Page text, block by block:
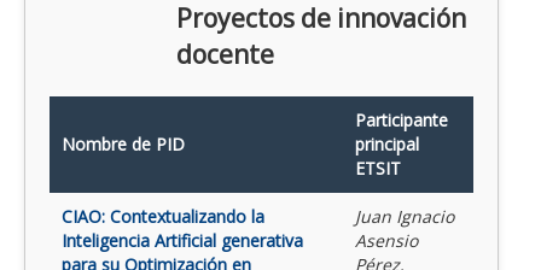
Proyectos de innovación
docente
Nombre de PID
Participante
principal
ETSIT
CIAO: Contextualizando la
Inteligencia Artificial generativa
para su Optimización en
Juan Ignacio
Asensio
Pérez,